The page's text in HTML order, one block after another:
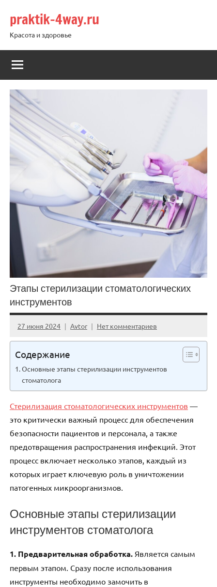
содержимому
praktik-4way.ru
Красота и здоровье
Этапы стерилизации стоматологических
инструментов
27 июня 2024 Avtor Нет комментариев
Содержание
Основные этапы стерилизации инструментов
стоматолога
Стерилизация стоматологических инструментов —
это критически важный процесс для обеспечения
безопасности пациентов и персонала, а также
предотвращения распространения инфекций. Этот
процесс включает несколько этапов, каждый из
которых играет ключевую роль в уничтожении
патогенных микроорганизмов.
Основные этапы стерилизации
инструментов стоматолога
1. Предварительная обработка. Является самым
первым этапом. Сразу после использования
инструменты необходимо замочить в